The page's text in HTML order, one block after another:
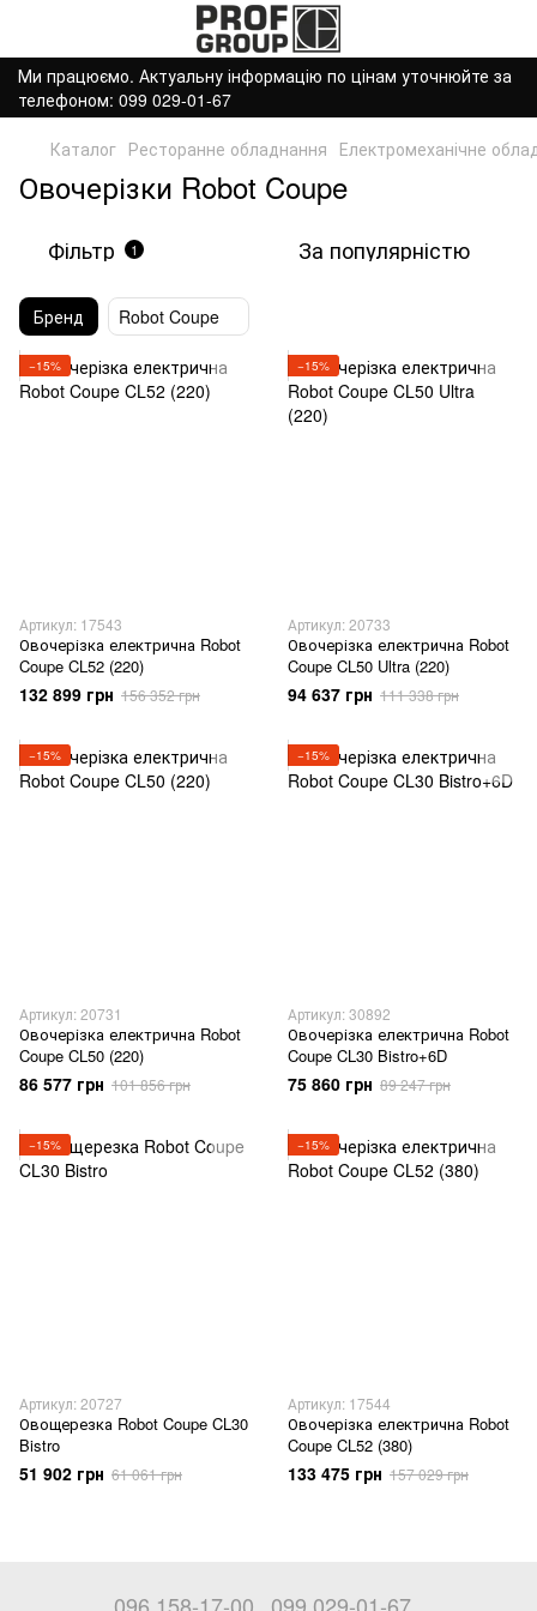
Ми працюємо. Актуальну інформацію по цінам уточнюйте за
телефоном: 099 029-01-67
Каталог Ресторанне обладнання Електромеханічне
Овочерізки Robot Coupe
Фільтр 1 За популярністю
Бренд Robot Coupe
−15%
Артикул: 17543
Овочерізка електрична Robot
Coupe CL52 (220)
132 899 грн 156 352 грн
−15%
Артикул: 20733
Овочерізка електрична Robot
Coupe CL50 Ultra (220)
94 637 грн 111 338 грн
−15%
Артикул: 20731
Овочерізка електрична Robot
Coupe CL50 (220)
86 577 грн 101 856 грн
−15%
Артикул: 30892
Овочерізка електрична Robot
Coupe CL30 Bistro+6D
75 860 грн 89 247 грн
−15%
Артикул: 20727
Овощерезка Robot Coupe CL30
Bistro
51 902 грн 61 061 грн
−15%
Артикул: 17544
Овочерізка електрична Robot
Coupe CL52 (380)
133 475 грн 157 029 грн